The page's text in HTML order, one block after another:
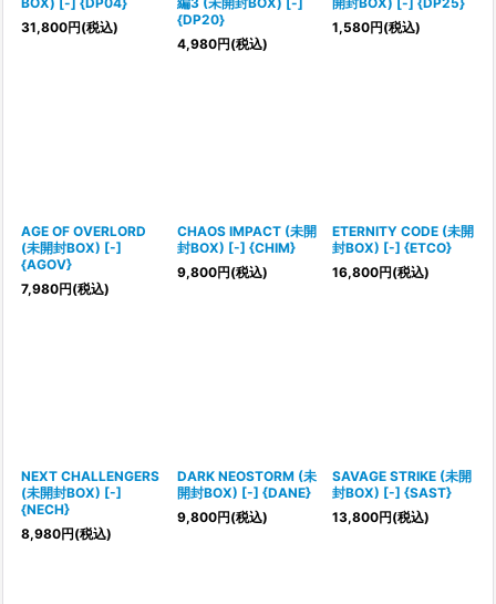
31,800円(税込)
{DP20}
4,980円(税込)
1,580円(税込)
AGE OF OVERLORD
(未開封BOX) [-]
{AGOV}
7,980円(税込)
CHAOS IMPACT (未開
封BOX) [-] {CHIM}
9,800円(税込)
ETERNITY CODE (未開
封BOX) [-] {ETCO}
16,800円(税込)
NEXT CHALLENGERS
(未開封BOX) [-]
{NECH}
8,980円(税込)
DARK NEOSTORM (未
開封BOX) [-] {DANE}
9,800円(税込)
SAVAGE STRIKE (未開
封BOX) [-] {SAST}
13,800円(税込)